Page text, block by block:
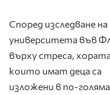
Според изследване на
университета във
върху стреса,
които имат деца са
изложени в по-голяма